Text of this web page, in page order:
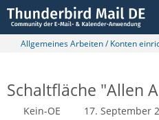
Allgemeines Arbeiten / Konten
Schaltfläche "Allen
Kein-OE
17. September